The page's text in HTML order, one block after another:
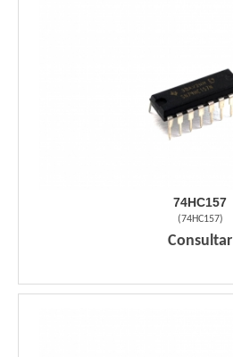
74HC157
(74HC157)
Consultar